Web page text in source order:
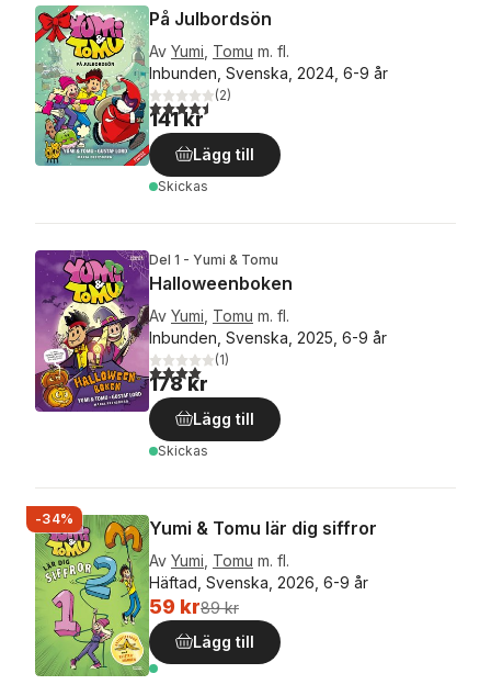
På Julbordsön
Av Yumi Tomu m. fl.
Inbunden, Svenska, 2024, 6-9 år
4,5utav 5 stjärnor. Totalt antal röster:
(2)
141 kr
Lägg till
Skickas
Del 1 - Yumi & Tomu
Halloweenboken
Av Yumi Tomu m. fl.
Inbunden, Svenska, 2025, 6-9 år
4,0utav 5 stjärnor. Totalt antal röster:
(1)
178 kr
Lägg till
Skickas
-34% Yumi & Tomu lär dig siffror
Av Yumi Tomu m. fl.
Häftad, Svenska, 2026, 6-9 år
59 kr89 kr
Lägg till